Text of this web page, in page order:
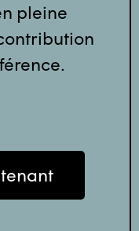
pleine